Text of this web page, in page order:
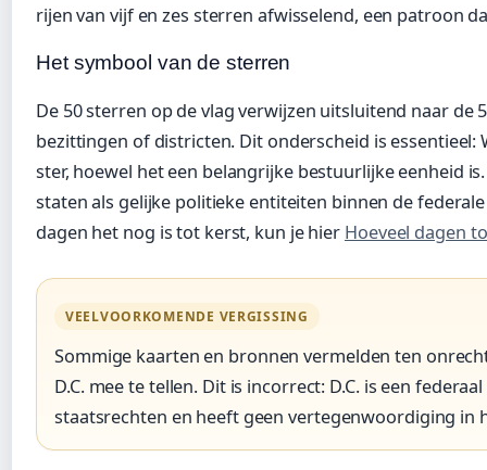
rijen van vijf en zes sterren afwisselend, een patroon
Het symbool van de sterren
De 50 sterren op de vlag verwijzen uitsluitend naar de
bezittingen of districten. Dit onderscheid is essentieel:
ster, hoewel het een belangrijke bestuurlijke eenheid
staten als gelijke politieke entiteiten binnen de
dagen het nog is tot kerst, kun je hier Hoeveel dagen
VEELVOORKOMENDE VERGISSING
Sommige kaarten en bronnen vermelden ten
D.C. mee te tellen. Dit is incorrect: D.C. is een
staatsrechten en heeft geen vertegenwoordiging in